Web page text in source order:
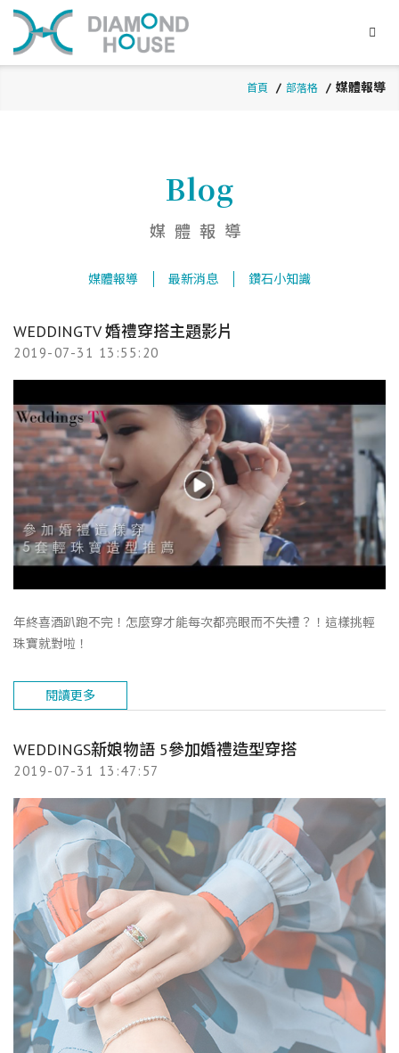
首頁 部落格 媒體報導
Blog
媒體報導
媒體報導 最新消息 鑽石小知識
WEDDINGTV 婚禮穿搭主題影片
2019-07-31 13:55:20
年終喜酒趴跑不完！怎麼穿才能每次都亮眼而不失禮？！這樣挑輕
珠寶就對啦！
閱讀更多
WEDDINGS新娘物語 5參加婚禮造型穿搭
2019-07-31 13:47:57